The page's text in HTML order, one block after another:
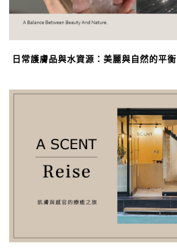
日常護膚品與水資源：美麗與自然的平衡